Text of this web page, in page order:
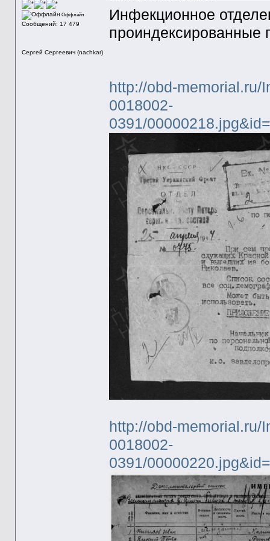
Оффлайн
Сообщений: 17 479
Сергей Сергеевич (nachkar)
Инфекционное
http://obd-memorial.ru/
0018002-
0391/
http://obd-memorial.ru/
0018002-
0391/